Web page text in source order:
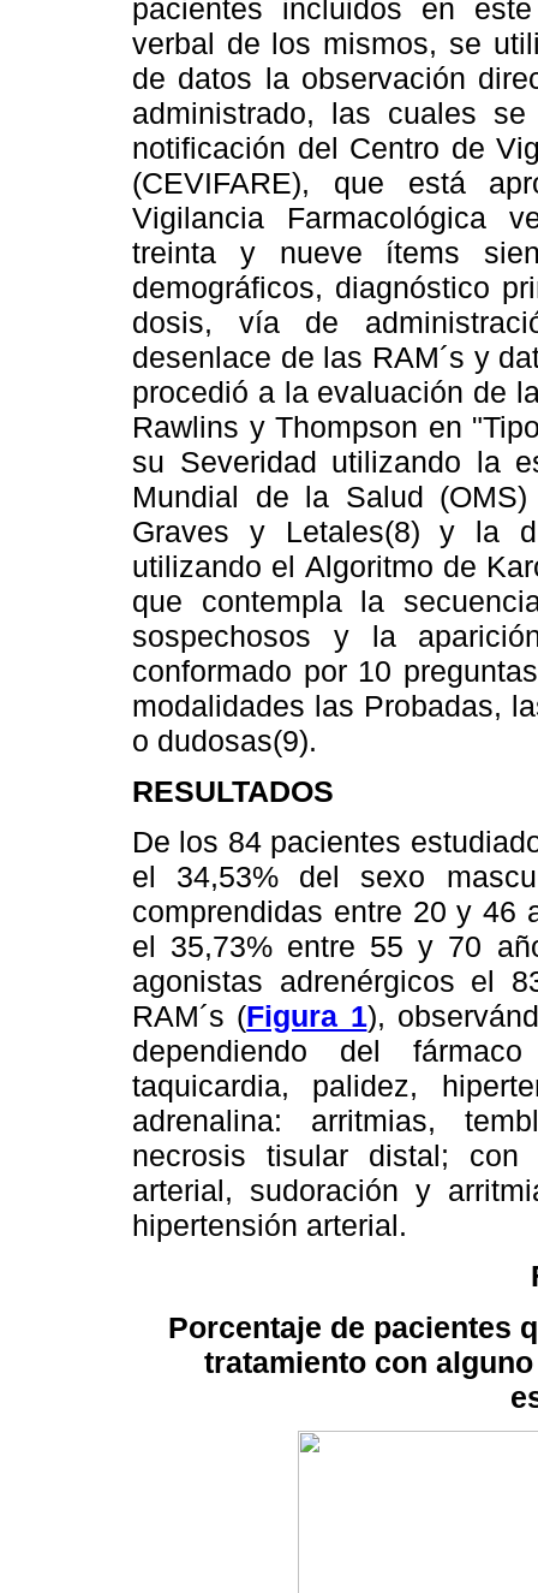
pacientes incluidos en
verbal de los mismos, se
de datos la observación
administrado, las cuales
notificación del Centro de
(CEVIFARE), que está
Vigilancia Farmacológica
treinta y nueve ítems
demográficos, diagnóstico
dosis, vía de
desenlace de las RAM´s y
procedió a la evaluación de
Rawlins y Thompson en
su Severidad utilizando la
Mundial de la Salud
Graves y Letales(8) y la
utilizando el Algoritmo de
que contempla la
sospechosos y la
conformado por 10
modalidades las Probadas,
o dudosas(9).
RESULTADOS
De los 84 pacientes
el 34,53% del sexo
comprendidas entre 20 y 46
el 35,73% entre 55 y 70
agonistas adrenérgicos el
RAM´s (Figura 1),
dependiendo del
taquicardia, palidez,
adrenalina: arritmias,
necrosis tisular distal; con
arterial, sudoración y
hipertensión arterial.
Porcentaje de pacientes
tratamiento con